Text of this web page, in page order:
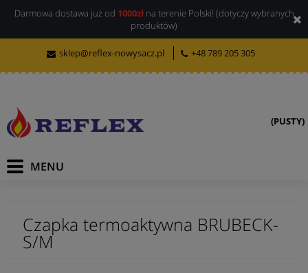
Darmowa dostawa już od 1000złna terenie Polski! (dotyczy wybranych
produktów)
sklep@reflex-nowysacz.pl +48 789 205 305
(PUSTY)
Czapka termoaktywna BRUBECK-
S/M